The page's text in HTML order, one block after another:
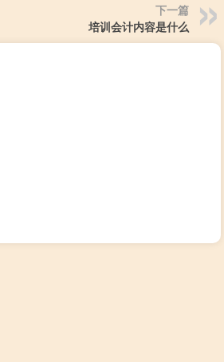
下一篇
培训会计内容是什么